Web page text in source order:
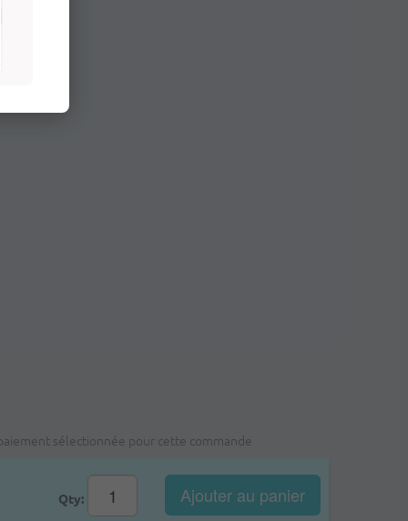
sélectionnée pour cette commande
Qty: Ajouter au panier